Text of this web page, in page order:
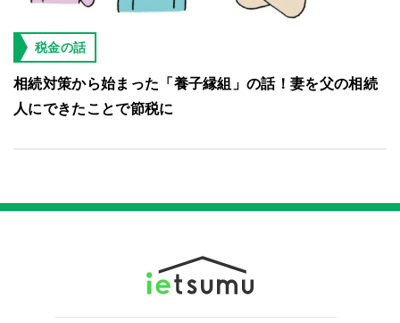
税金の話
相続対策から始まった「養子縁組」の話！妻を父の相続
人にできたことで節税に